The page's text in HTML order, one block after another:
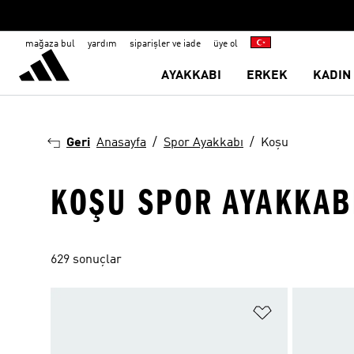
mağaza bul yardım siparişler ve iade üye ol
AYAKKABI ERKEK KADIN
Geri Anasayfa Spor Ayakkabı Koşu
KOŞU SPOR
629 sonuçlar